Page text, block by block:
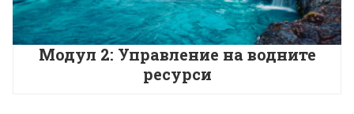
Модул 2: Управление на водните
ресурси